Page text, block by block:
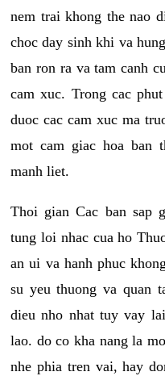
nem trai khong the nao
choc day sinh khi va
ban ron ra va tam canh
cam xuc. Trong cac
duoc cac cam xuc ma
mot cam giac hoa ban
manh liet.
Thoi gian Cac ban sap
tung loi nhac cua ho
an ui va hanh phuc
su yeu thuong va quan
dieu nho nhat tuy vay
lao. do co kha nang la
nhe phia tren vai, hay